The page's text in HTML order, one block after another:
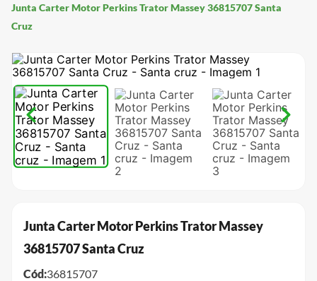
Junta Carter Motor Perkins Trator Massey 36815707 Santa
Cruz
Junta Carter Motor Perkins Trator Massey
36815707 Santa Cruz
Cód:36815707